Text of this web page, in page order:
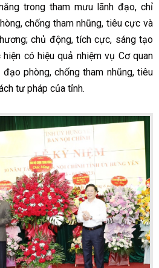
trong tham mưu lãnh đạo, chỉ
chống tham nhũng, tiêu cực và
chủ động, tích cực, sáng tạo
có hiệu quả nhiệm vụ Cơ quan
phòng, chống tham nhũng, tiêu
tư pháp của tỉnh.